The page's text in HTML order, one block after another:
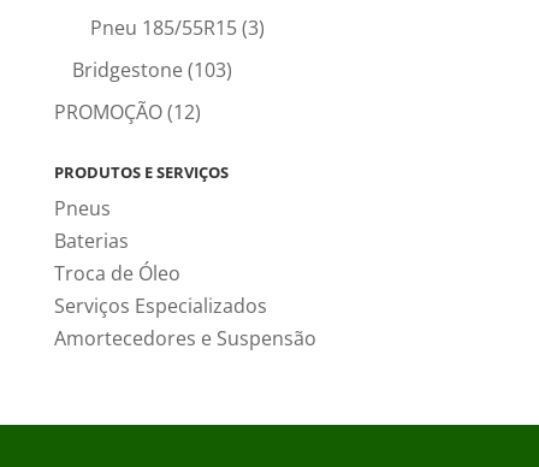
Pneu 185/55R15(3)
Bridgestone(103)
PROMOÇÃO(12)
PRODUTOS E SERVIÇOS
Pneus
Baterias
Troca de Óleo
Serviços Especializados
Amortecedores e Suspensão